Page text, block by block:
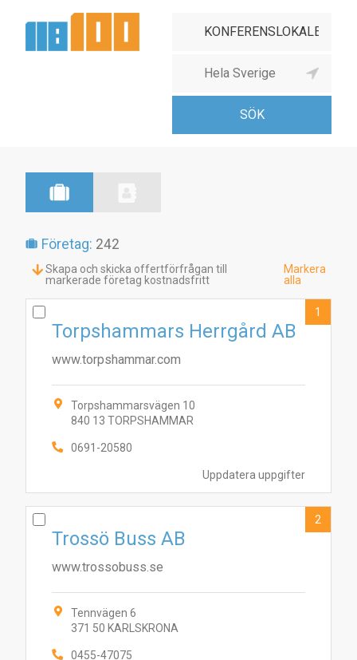
Företag: 242
Skapa och skicka offertförfrågan till
markerade företag kostnadsfritt
Markera
alla
Uppdatera uppgifter
Torpshammars Herrgård AB
www.torpshammar.com
Torpshammarsvägen 10
840 13 TORPSHAMMAR
0691-20580
1
Trossö Buss AB
www.trossobuss.se
Tennvägen 6
371 50 KARLSKRONA
0455-47075
2